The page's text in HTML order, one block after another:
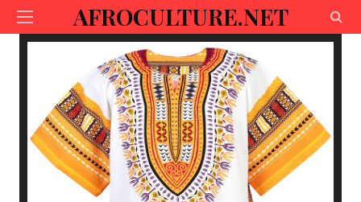
AFROCULTURE.NET